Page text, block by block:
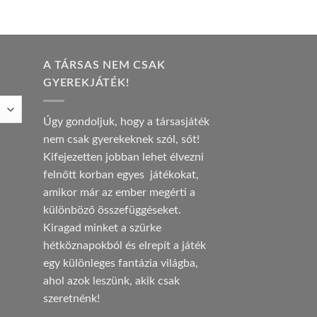
A TÁRSAS NEM CSAK
GYEREKJÁTÉK!
Úgy gondoljuk, hogy a társasjáték
nem csak gyerekeknek szól, sőt!
Kifejezetten jobban lehet élvezni
felnőtt korban egyes játékokat,
amikor már az ember megérti a
különböző összefüggéseket.
Kiragad minket a szürke
hétköznapokból és elrepít a játék
egy különleges fantázia világba,
ahol azok leszünk, akik csak
szeretnénk!